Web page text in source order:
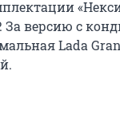
За версию с
Lada